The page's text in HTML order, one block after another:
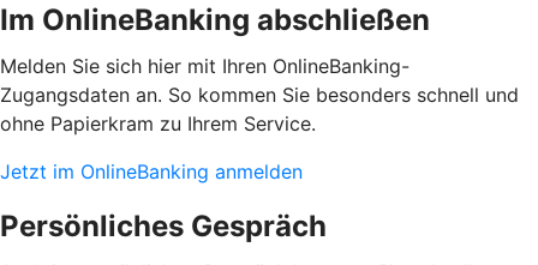
Im OnlineBanking abschließen
Melden Sie sich hier mit Ihren OnlineBanking-
Zugangsdaten an. So kommen Sie besonders schnell und
ohne Papierkram zu Ihrem Service.
Jetzt im OnlineBanking anmelden
Persönliches Gespräch